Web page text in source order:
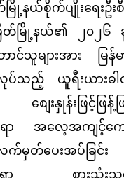
ြို့နယ်စိုက်ပျိုးရေးဦး
မြို့နယ်၏ ၂၀၂၆ ခု
င်သူများအား မြန်မ
သည့် ယူရီးယားဓါတ်မ
းနှုန်းဖြင့်ဖြန့်ဖြူ
ရာ အလေ့အကျင့်ကေ
တ်ပေးအပ်ခြင်း
ရာ စားသုံးသူရေး